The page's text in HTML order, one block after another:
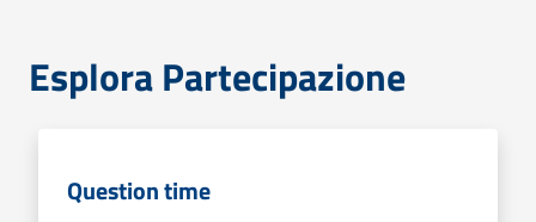
Esplora Partecipazione
Question time